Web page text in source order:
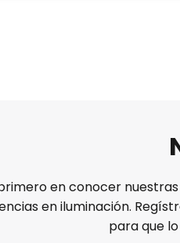
en conocer
en iluminación.
para que